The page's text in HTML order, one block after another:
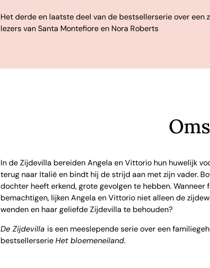
Het derde en laatste deel van de bestsellerserie over een
lezers van Santa Montefiore en Nora Roberts
In de Zijdevilla bereiden Angela en Vittorio hun huwelijk
terug naar Italië en bindt hij de strijd aan met zijn vader.
dochter heeft erkend, grote gevolgen te hebben.
bemachtigen, lijken Angela en Vittorio niet alleen de
wenden en haar geliefde Zijdevilla te behouden?
De Zijdevilla is een meeslepende serie over een
bestsellerserieHet bloemeneiland.